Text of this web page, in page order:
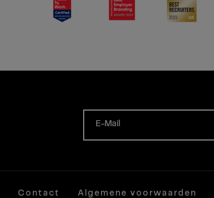
E-Mail
Contact Algemene voorwaarden